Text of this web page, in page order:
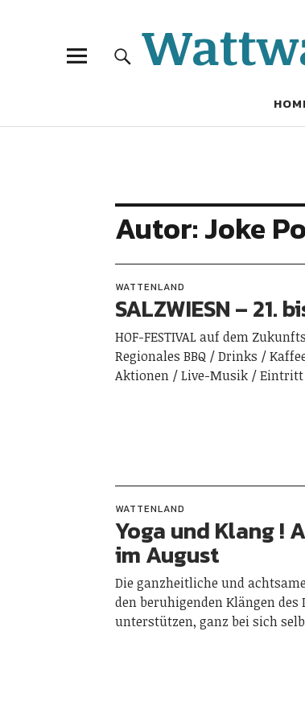
Autor:Joke
WATTENLAND
SALZWIESN – 21.
HOF-FESTIVAL auf dem
Regionales BBQ / Drinks /
Aktionen / Live-Musik / Eintritt
WATTENLAND
Yoga und Klang !
im August
Die ganzheitliche und
den beruhigenden Klängen
unterstützen, ganz bei sich